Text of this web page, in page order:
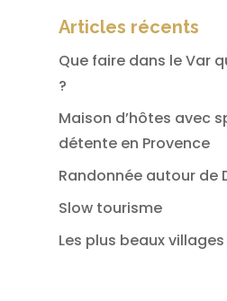
Articles récents
Que faire dans le Var
?
Maison d’hôtes avec
détente en Provence
Randonnée autour de
Slow tourisme
Les plus beaux